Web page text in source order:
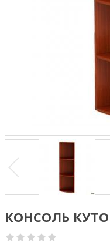
КОНСОЛЬ